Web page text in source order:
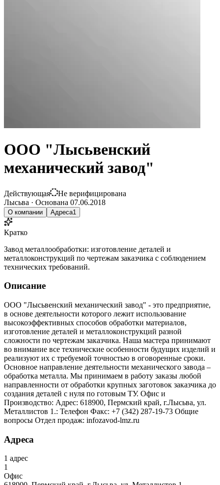
ООО "Лысьвенский
механический завод"
Действующая
Не верифицирована
Лысьва · Основана 07.06.2018
О компании Адреса1
Кратко
Завод металлообработки: изготовление деталей и
металлоконструкций по чертежам заказчика с соблюдением
технических требований.
Описание
ООО "Лысьвенский механический завод" - это предприятие,
в основе деятельности которого лежит использование
высокоэффективных способов обработки материалов,
изготовление деталей и металлоконструкций разной
сложности по чертежам заказчика. Наша мастера принимают
во внимание все технические особенности будущих изделий и
реализуют их с требуемой точностью в оговоренные сроки.
Основное направление деятельности механического завода –
обработка металла. Мы принимаем в работу заказы любой
направленности от обработки крупных заготовок заказчика до
создания деталей с нуля по готовым ТУ. Офис и
Производство: Адрес: 618900, Пермский край, г.Лысьва, ул.
Металлистов 1.: Телефон Факс: +7 (342) 287-19-73 Общие
вопросы Отдел продаж: infozavod-lmz.ru
Адреса
1 адрес
1
Офис